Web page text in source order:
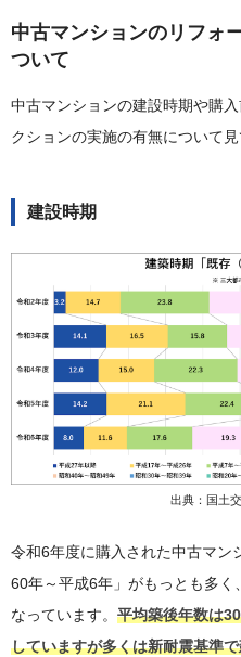
中古マンションのリフォ
ついて
中古マンションの建設時期や購
クションの実施の有無について見
建設時期
出典：国土
令和6年度に購入された中古マン
60年～平成6年」がもっとも多く
なっています。 平均築後年数は
していますが多くは新耐震基準